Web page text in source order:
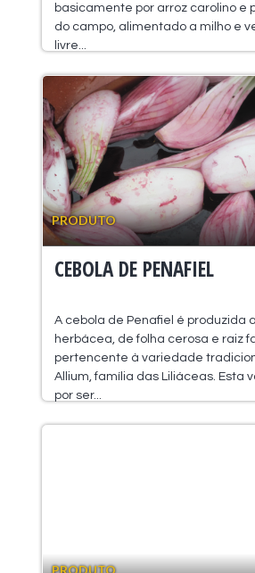
basicamente por arroz carolino e
do campo, alimentado a milho e
livre...
PRODUTO
CEBOLA DE PENAFIEL
A cebola de Penafiel é produzida
herbácea, de folha cerosa e raiz
pertencente à variedade
Allium, família das Liliáceas. Esta
por ser...
PRODUTO